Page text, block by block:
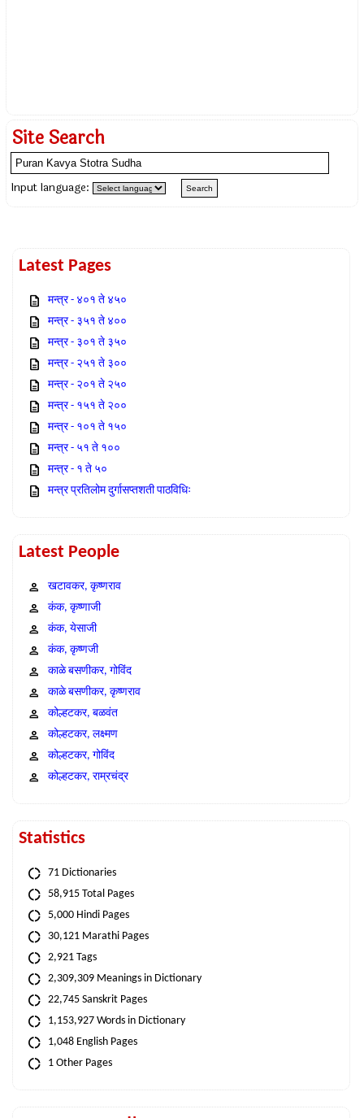
Site Search
Input language:
Latest Pages
मन्त्र - ४०१ ते ४५०
मन्त्र - ३५१ ते ४००
मन्त्र - ३०१ ते ३५०
मन्त्र - २५१ ते ३००
मन्त्र - २०१ ते २५०
मन्त्र - १५१ ते २००
मन्त्र - १०१ ते १५०
मन्त्र - ५१ ते १००
मन्त्र - १ ते ५०
मन्त्र प्रतिलोम दुर्गासप्तशती पाठविधिः
Latest People
खटावकर, कृष्णराव
कंक, कृष्णाजी
कंक, येसाजी
कंक, कृष्णजी
काळे बसणीकर, गोविंद
काळे बसणीकर, कृष्णराव
कोल्हटकर, बळवंत
कोल्हटकर, लक्ष्मण
कोल्हटकर, गोविंद
कोल्हटकर, राम्रचंद्र
Statistics
71 Dictionaries
58,915 Total Pages
5,000 Hindi Pages
30,121 Marathi Pages
2,921 Tags
2,309,309 Meanings in Dictionary
22,745 Sanskrit Pages
1,153,927 Words in Dictionary
1,048 English Pages
1 Other Pages